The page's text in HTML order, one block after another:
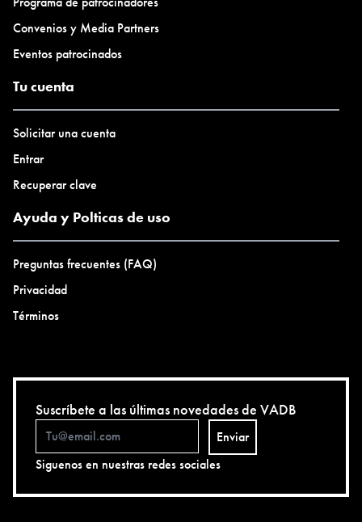
Convenios y Media Partners
Eventos patrocinados
Tu cuenta
Solicitar una cuenta
Entrar
Recuperar clave
Ayuda y Polticas de uso
Preguntas frecuentes (FAQ)
Privacidad
Términos
Suscríbete a las últimas novedades de VADB
Enviar
Siguenos en nuestras redes sociales